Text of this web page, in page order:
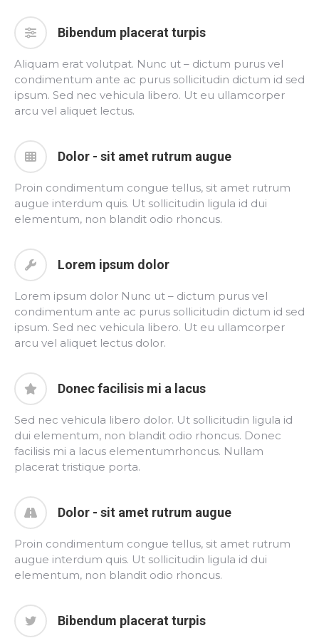
Bibendum placerat turpis
Aliquam erat volutpat. Nunc ut – dictum purus vel
condimentum ante ac purus sollicitudin dictum id sed
ipsum. Sed nec vehicula libero. Ut eu ullamcorper
arcu vel aliquet lectus.
Dolor - sit amet rutrum augue
Proin condimentum congue tellus, sit amet rutrum
augue interdum quis. Ut sollicitudin ligula id dui
elementum, non blandit odio rhoncus.
Lorem ipsum dolor
Lorem ipsum dolor Nunc ut – dictum purus vel
condimentum ante ac purus sollicitudin dictum id sed
ipsum. Sed nec vehicula libero. Ut eu ullamcorper
arcu vel aliquet lectus dolor.
Donec facilisis mi a lacus
Sed nec vehicula libero dolor. Ut sollicitudin ligula id
dui elementum, non blandit odio rhoncus. Donec
facilisis mi a lacus elementumrhoncus. Nullam
placerat tristique porta.
Dolor - sit amet rutrum augue
Proin condimentum congue tellus, sit amet rutrum
augue interdum quis. Ut sollicitudin ligula id dui
elementum, non blandit odio rhoncus.
Bibendum placerat turpis